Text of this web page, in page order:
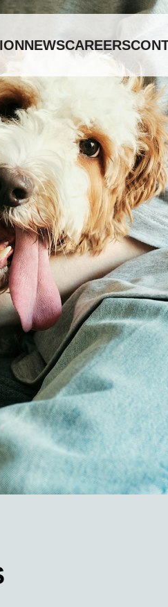
NEWSCAREERS